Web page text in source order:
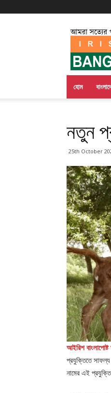
হোম
নতুন
25th October
আইরিশ
প্রযুক্তিতে সাফল্য
নামের এই প্রযুক্তি